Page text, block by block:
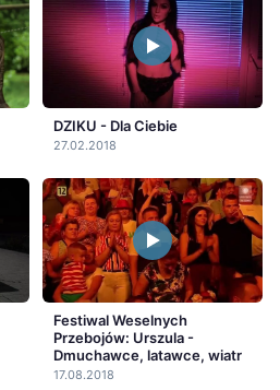
DZIKU - Dla Ciebie
27.02.2018
Festiwal Weselnych
Przebojów: Urszula -
Dmuchawce, latawce, wiatr
17.08.2018